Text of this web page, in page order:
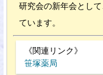
研究会の新年会とし
ています。
《関連リンク》
笹塚薬局